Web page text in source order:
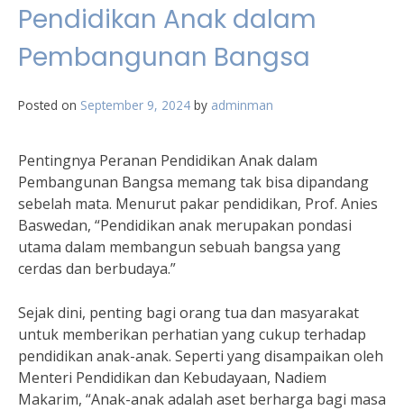
Pendidikan
untuk
Masa
Anak
Pendidikan Anak dalam
Pembangunan Bangsa
Posted on September 9, 2024 by adminman
Pentingnya Peranan Pendidikan Anak dalam
Pembangunan Bangsa memang tak bisa dipandang
sebelah mata. Menurut pakar pendidikan, Prof. Anies
Baswedan, “Pendidikan anak merupakan pondasi
utama dalam membangun sebuah bangsa yang
cerdas dan berbudaya.”
Sejak dini, penting bagi orang tua dan masyarakat
untuk memberikan perhatian yang cukup terhadap
pendidikan anak-anak. Seperti yang disampaikan oleh
Menteri Pendidikan dan Kebudayaan, Nadiem
Makarim, “Anak-anak adalah aset berharga bagi masa